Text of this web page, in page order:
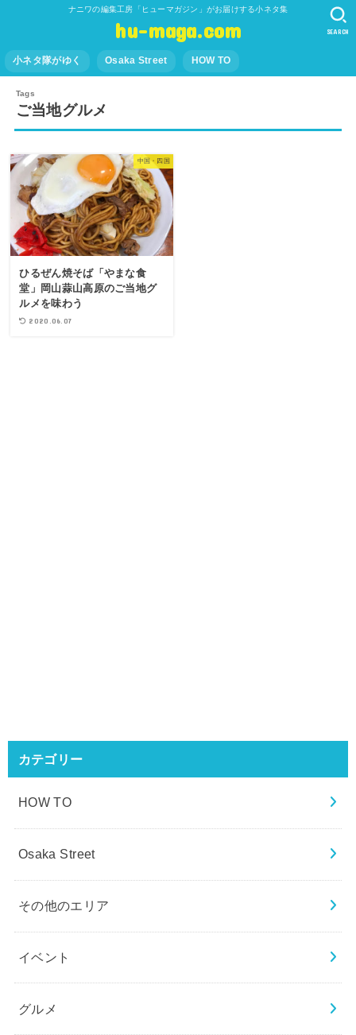
ナニワの編集工房「ヒューマガジン」がお届けする小ネタ集
hu-maga.com
小ネタ隊がゆく Osaka Street HOW TO
SEARCH
ご当地グルメ
中国・四国
ひるぜん焼そば「やまな食
堂」岡山蒜山高原のご当地グ
ルメを味わう
2020.06.07
カテゴリー
HOW TO
Osaka Street
その他のエリア
イベント
グルメ